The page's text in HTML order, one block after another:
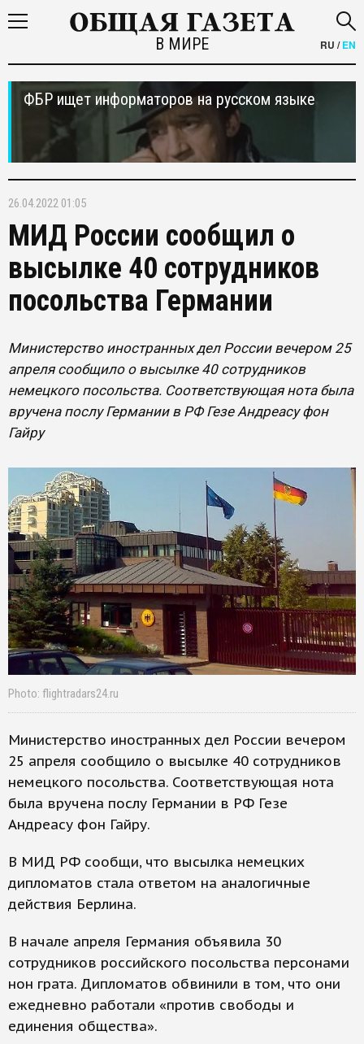
В МИРЕ RU /EN
ФБР ищет информаторов на русском языке
26.04.2022 01:05
МИД России сообщил о
высылке 40 сотрудников
посольства Германии
Министерство иностранных дел России вечером 25
апреля сообщило о высылке 40 сотрудников
немецкого посольства. Соответствующая нота была
вручена послу Германии в РФ Гезе Андреасу фон
Гайру
Photo: flightradars24.ru
Министерство иностранных дел России вечером
25 апреля сообщило о высылке 40 сотрудников
немецкого посольства. Соответствующая нота
была вручена послу Германии в РФ Гезе
Андреасу фон Гайру.
В МИД РФ сообщи, что высылка немецких
дипломатов стала ответом на аналогичные
действия Берлина.
В начале апреля Германия объявила 30
сотрудников российского посольства персонами
нон грата. Дипломатов обвинили в том, что они
ежедневно работали «против свободы и
единения общества».